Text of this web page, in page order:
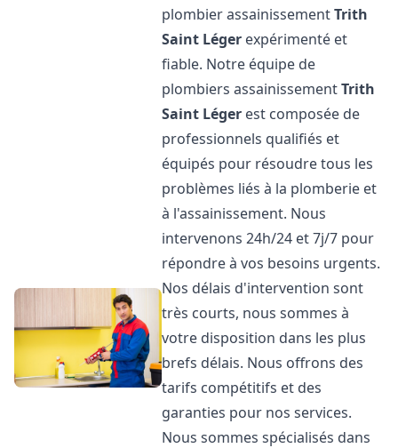
plombier assainissementTrith
Saint Léger expérimenté et
fiable. Notre équipe de
plombiers assainissementTrith
Saint Léger est composée de
professionnels qualifiés et
équipés pour résoudre tous les
problèmes liés à la plomberie et
à l'assainissement. Nous
intervenons 24h/24 et 7j/7 pour
répondre à vos besoins urgents.
Nos délais d'intervention sont
très courts, nous sommes à
votre disposition dans les plus
brefs délais. Nous offrons des
tarifs compétitifs et des
garanties pour nos services.
Nous sommes spécialisés dans